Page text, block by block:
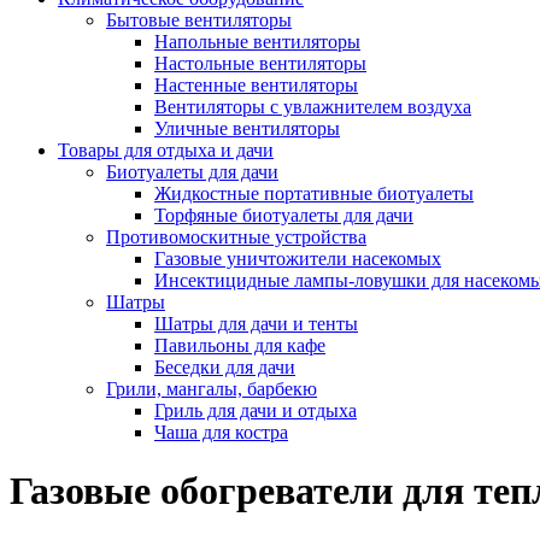
Бытовые вентиляторы
Напольные вентиляторы
Настольные вентиляторы
Настенные вентиляторы
Вентиляторы с увлажнителем воздуха
Уличные вентиляторы
Товары для отдыха и дачи
Биотуалеты для дачи
Жидкостные портативные биотуалеты
Торфяные биотуалеты для дачи
Противомоскитные устройства
Газовые уничтожители насекомых
Инсектицидные лампы-ловушки для
Шатры
Шатры для дачи и тенты
Павильоны для кафе
Беседки для дачи
Грили, мангалы, барбекю
Гриль для дачи и отдыха
Чаша для костра
Газовые обогреватели для